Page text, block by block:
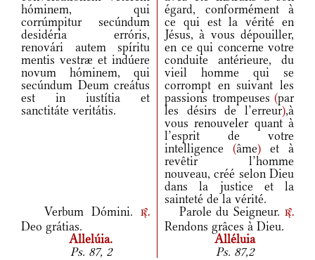
hóminem, qui
corrúmpitur secúndum
desidéria erróris,
renovári autem spíritu
mentis vestræ et indúere
novum hóminem, qui
secúndum Deum creátus
est in iustítia et
sanctitáte veritátis.
égard, conformément à
ce qui est la vérité en
Jésus, à vous dépouiller,
en ce qui concerne votre
conduite antérieure, du
vieil homme qui se
corrompt en suivant les
passions trompeuses (par
les désirs de l’erreur),à
vous renouveler quant à
l’esprit de votre
intelligence (âme) et à
revêtir l’homme
nouveau, créé selon Dieu
dans la justice et la
sainteté de la vérité.
Verbum Dómini.
r.
Deo grátias.
Parole du Seigneur. r.
Rendons grâces à Dieu.
Allelúia.
Alléluia
Ps. 87, 2
Ps. 87,2